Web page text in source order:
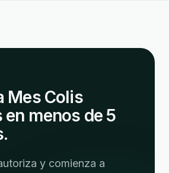
Mes Colis
en menos de 5
y comienza a